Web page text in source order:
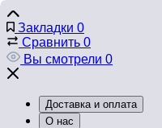
Закладки 0
Сравнить 0
Вы смотрели 0
Доставка и оплата
О нас